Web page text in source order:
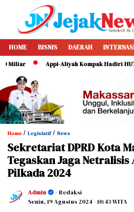
HOME BISNIS DAERAH
Appi-Aliyah Kompak Hadiri HUT ke-
Home / Legislatif/ News
Sekretariat DPRD Kota
Tegaskan Jaga Netralisis
Pilkada 2024
Admin
- Redaksi
Senin, 19 Agustus 2024- 10:43 WITA